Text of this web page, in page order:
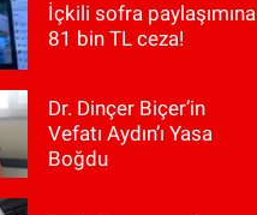
İçkili sofra paylaşımına
81 bin TL ceza!
Dr. Dinçer Biçer’in
Vefatı Aydın’ı Yasa
Boğdu